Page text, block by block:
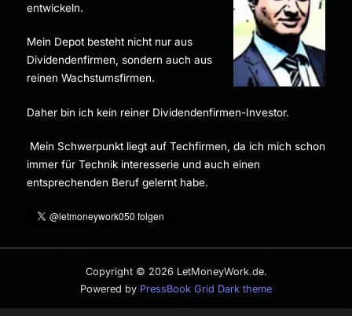
entwickeln.
Mein Depot besteht nicht nur aus
Dividendenfirmen, sondern auch aus
reinen Wachstumsfirmen.
Daher bin ich kein reiner Dividendenfirmen-Investor.
Mein Schwerpunkt liegt auf Techfirmen, da ich mich schon
immer für Technik interesserie und auch einen
entsprechenden Beruf gelernt habe.
Copyright © 2026 LetMoneyWork.de.
Powered by PressBook Grid Dark theme